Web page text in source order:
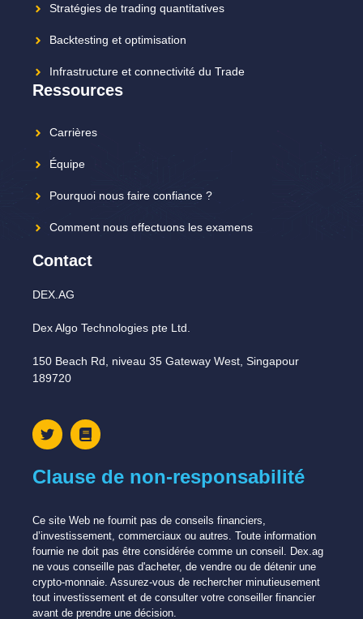
Stratégies de trading quantitatives
Backtesting et optimisation
Infrastructure et connectivité du Trade
Ressources
Carrières
Équipe
Pourquoi nous faire confiance ?
Comment nous effectuons les examens
Contact
DEX.AG
Dex Algo Technologies pte Ltd.
150 Beach Rd, niveau 35 Gateway West, Singapour
189720
Clause de non-responsabilité
Ce site Web ne fournit pas de conseils financiers,
d’investissement, commerciaux ou autres. Toute information
fournie ne doit pas être considérée comme un conseil. Dex.ag
ne vous conseille pas d'acheter, de vendre ou de détenir une
crypto-monnaie. Assurez-vous de rechercher minutieusement
tout investissement et de consulter votre conseiller financier
avant de prendre une décision.